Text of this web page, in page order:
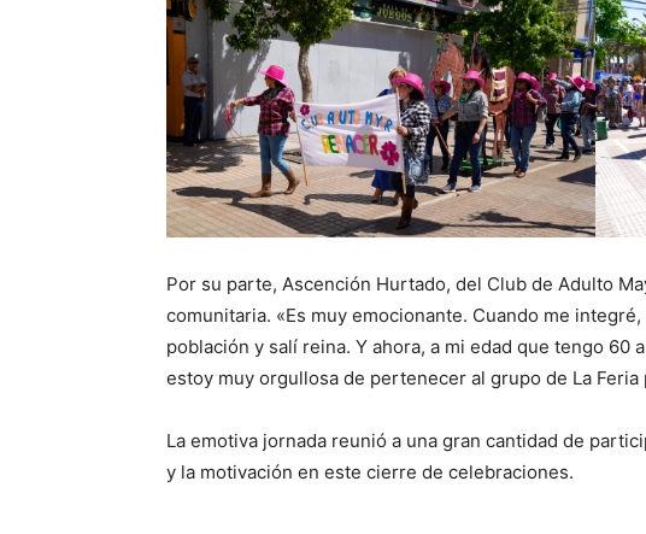
Por su parte, Ascención Hurtado, del Club de Adulto
comunitaria. «Es muy emocionante. Cuando me
población y salí reina. Y ahora, a mi edad que tengo
estoy muy orgullosa de pertenecer al grupo de La
La emotiva jornada reunió a una gran cantidad de
y la motivación en este cierre de celebraciones.